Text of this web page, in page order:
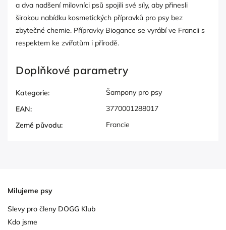
a dva nadšení milovníci psů spojili své síly, aby přinesli
širokou nabídku kosmetických přípravků pro psy bez
zbytečné chemie. Přípravky Biogance se vyrábí ve Francii s
respektem ke zvířatům i přírodě.
Doplňkové parametry
Kategorie:
Šampony pro psy
EAN:
3770001288017
Země původu: Francie
Milujeme psy
Slevy pro členy DOGG Klub
Kdo jsme